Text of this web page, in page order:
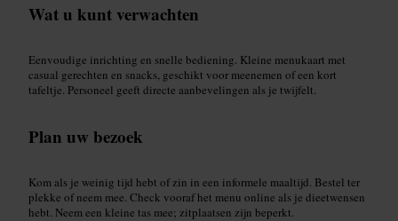
Wat u kunt verwachten
Eenvoudige inrichting en snelle bediening. Kleine menukaart met
casual gerechten en snacks, geschikt voor meenemen of een kort
tafeltje. Personeel geeft directe aanbevelingen als je twijfelt.
Plan uw bezoek
Kom als je weinig tijd hebt of zin in een informele maaltijd. Bestel ter
plekke of neem mee. Check vooraf het menu online als je dieetwensen
hebt. Neem een kleine tas mee; zitplaatsen zijn beperkt.